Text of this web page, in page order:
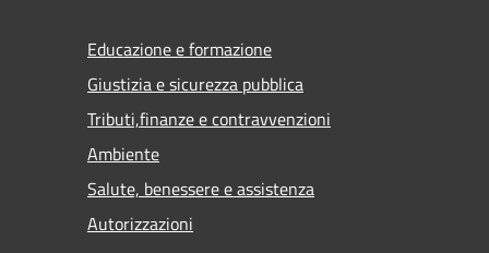
Educazione e formazione
Giustizia e sicurezza pubblica
Tributi,finanze e contravvenzioni
Ambiente
Salute, benessere e assistenza
Autorizzazioni